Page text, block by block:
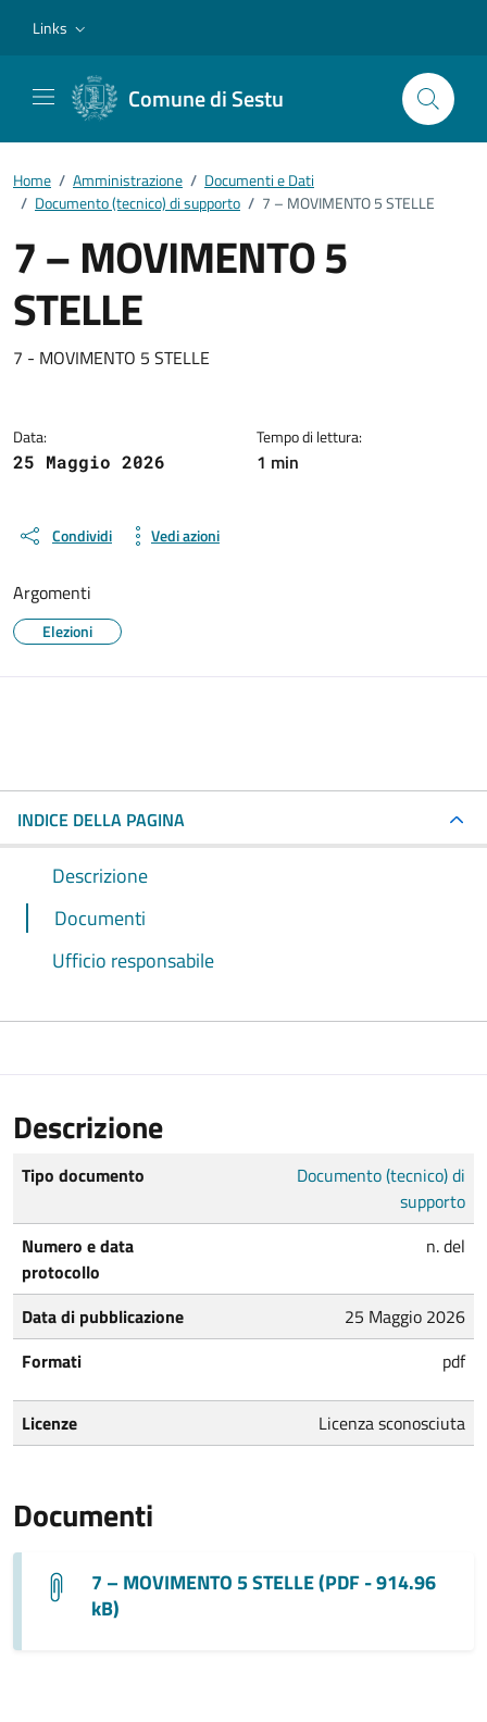
Links
Comune di Sestu
Home / Amministrazione / Documenti e Dati
/ Documento (tecnico) di supporto / 7 – MOVIMENTO 5 STELLE
7 – MOVIMENTO 5
STELLE
Dettagli del documento
7 - MOVIMENTO 5 STELLE
Data:
25 Maggio 2026
Tempo di lettura:
1 min
Condividi Vedi azioni
Argomenti
Elezioni
INDICE DELLA PAGINA
Descrizione
Documenti
Ufficio responsabile
Descrizione
Tipo documento
Documento (tecnico) di
supporto
Numero e data
protocollo
n. del
Data di pubblicazione
25 Maggio 2026
Formati
pdf
Licenze Licenza sconosciuta
Documenti
7 – MOVIMENTO 5 STELLE (PDF - 914.96
kB)